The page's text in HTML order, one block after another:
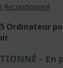
Reconditionné
Ordinateur
- En